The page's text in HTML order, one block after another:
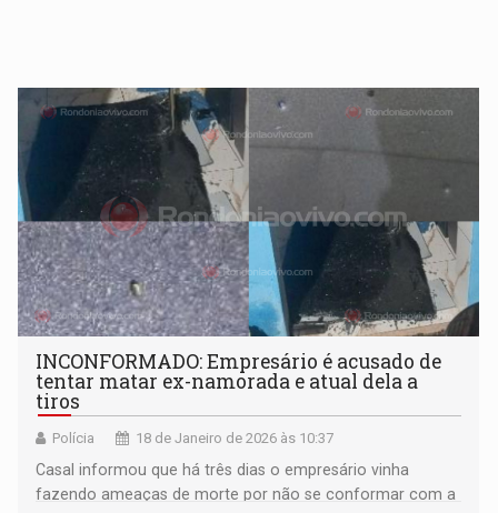
INCONFORMADO: Empresário é acusado de
tentar matar ex-namorada e atual dela a
tiros
Polícia 18 de Janeiro de 2026 às 10:37
Casal informou que há três dias o empresário vinha
fazendo ameaças de morte por não se conformar com a